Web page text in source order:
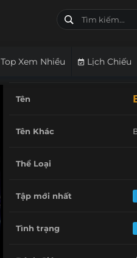
Top Xem Nhiều Lịch Chiếu
Tên
Tên Khác
Thể Loại
Tập mới nhất
Tình trạng